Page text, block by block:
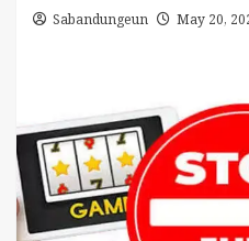
Sabandungeun May 20,